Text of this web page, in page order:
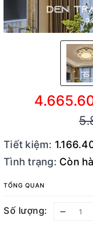
Tiết kiệm:
Tình trạng: Còn
TỔNG QUAN
Số lượng: –